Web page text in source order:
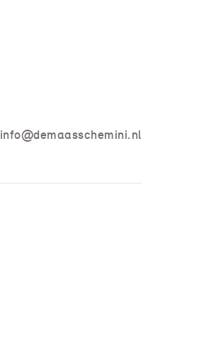
info@demaasschemini.nl